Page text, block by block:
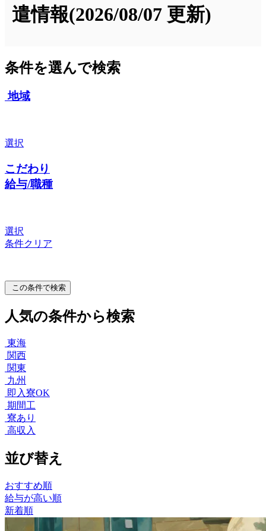
遣情報(2026/08/07 更新)
条件を選んで検索
地域
選択
こだわり
給与/職種
選択
条件クリア
この条件で検索
人気の条件から検索
東海
関西
関東
九州
即入寮OK
期間工
寮あり
高収入
並び替え
おすすめ順
給与が高い順
新着順